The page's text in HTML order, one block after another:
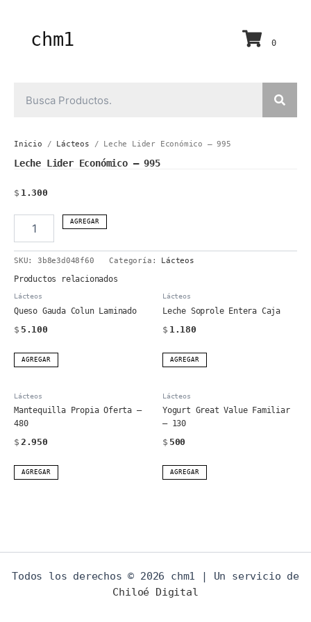
chm1 0
Inicio / Lácteos / Leche Lider Económico – 995
Leche Lider Económico – 995
$ 1.300
Lider
Económico
-
995
AGREGAR
SKU: 3b8e3d048f60 Categoría: Lácteos
Productos relacionados
Lácteos
Queso Gauda Colun Laminado
$ 5.100
AGREGAR
Lácteos
Leche Soprole Entera Caja
$ 1.180
AGREGAR
Lácteos
Mantequilla Propia Oferta –
480
$ 2.950
AGREGAR
Lácteos
Yogurt Great Value Familiar
– 130
$ 500
AGREGAR
Todos los derechos © 2026 chm1 | Un servicio de
Chiloé Digital